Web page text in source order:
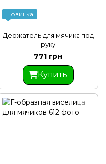
Новинка
Держатель для мячика под
руку
771 грн
Купить